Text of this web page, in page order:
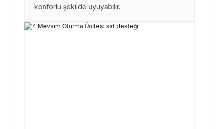
konforlu şekilde uyuyabilir.